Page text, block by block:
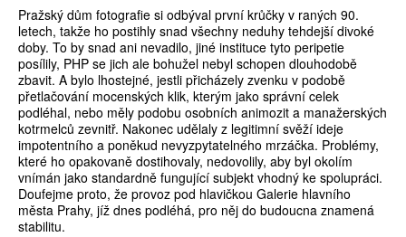
Pražský dům fotografie si odbýval první krůčky v raných 90.
letech, takže ho postihly snad všechny neduhy tehdejší divoké
doby. To by snad ani nevadilo, jiné instituce tyto peripetie
posílily, PHP se jich ale bohužel nebyl schopen dlouhodobě
zbavit. A bylo lhostejné, jestli přicházely zvenku v podobě
přetlačování mocenských klik, kterým jako správní celek
podléhal, nebo měly podobu osobních animozit a manažerských
kotrmelců zevnitř. Nakonec udělaly z legitimní svěží ideje
impotentního a poněkud nevyzpytatelného mrzáčka. Problémy,
které ho opakovaně dostihovaly, nedovolily, aby byl okolím
vnímán jako standardně fungující subjekt vhodný ke spolupráci.
Doufejme proto, že provoz pod hlavičkou Galerie hlavního
města Prahy, jíž dnes podléhá, pro něj do budoucna znamená
stabilitu.